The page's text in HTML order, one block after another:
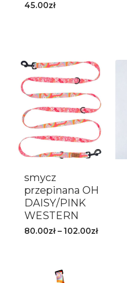
45.00zł
smycz
przepinana OH
DAISY/PINK
WESTERN
80.00zł – 102.00zł